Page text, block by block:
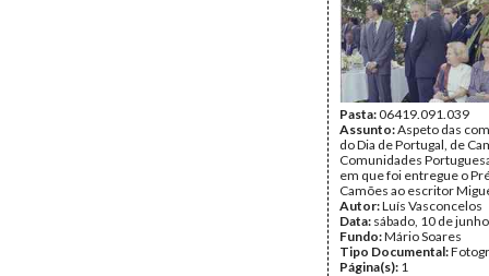
Pasta:06419.091.039
Assunto:Aspeto das
do Dia de Portugal, de
Comunidades
em que foi entregue o
Camões ao escritor
Autor:Luís Vasconcelos
Data: sábado, 10 de
Fundo:Mário Soares
Tipo Documental:
Página(s): 1